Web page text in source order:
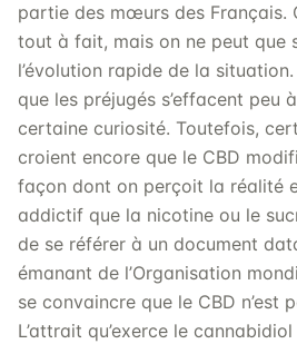
partie des mœurs des Français.
tout à fait, mais on ne peut que
l’évolution rapide de la
que les préjugés s’effacent peu
certaine curiosité. Toutefois,
croient encore que le CBD
façon dont on perçoit la réalité
addictif que la nicotine ou le
de se référer à un document
émanant de l’Organisation
se convaincre que le CBD n’est
L’attrait qu’exerce le